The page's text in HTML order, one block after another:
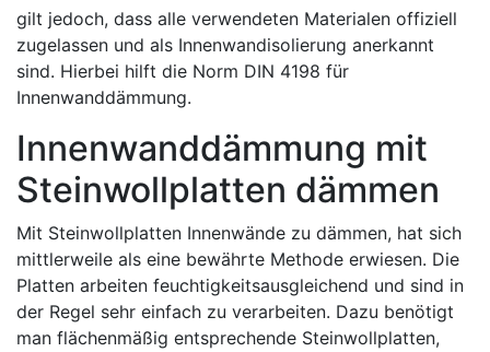
gilt jedoch, dass alle verwendeten Materialen offiziell
zugelassen und als Innenwandisolierung anerkannt
sind. Hierbei hilft die Norm DIN 4198 für
Innenwanddämmung.
Innenwanddämmung mit
Steinwollplatten dämmen
Mit Steinwollplatten Innenwände zu dämmen, hat sich
mittlerweile als eine bewährte Methode erwiesen. Die
Platten arbeiten feuchtigkeitsausgleichend und sind in
der Regel sehr einfach zu verarbeiten. Dazu benötigt
man flächenmäßig entsprechende Steinwollplatten,